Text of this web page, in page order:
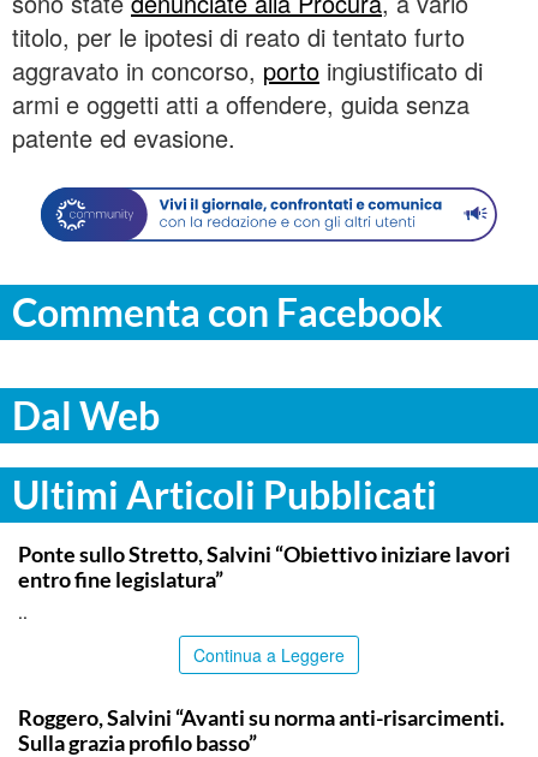
titolo, per le ipotesi di reato di tentato furto
aggravato in concorso, porto ingiustificato di
armi e oggetti atti a offendere, guida senza
patente ed evasione.
Commenta con Facebook
Dal Web
Ultimi Articoli Pubblicati
ITALPRESS
Ponte sullo Stretto, Salvini “Obiettivo iniziare lavori
entro fine legislatura”
..
Continua a Leggere
Roggero, Salvini “Avanti su norma anti-risarcimenti.
Sulla grazia profilo basso”